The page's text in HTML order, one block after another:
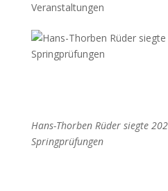
Veranstaltungen
Hans-Thorben Rüder siegte
Springprüfungen